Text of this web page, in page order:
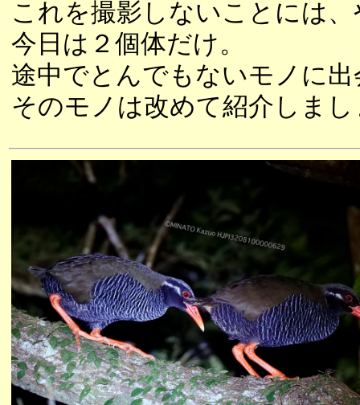
これを撮影しないことには
今日は２個体だけ。
途中でとんでもないモノに
そのモノは改めて紹介しま